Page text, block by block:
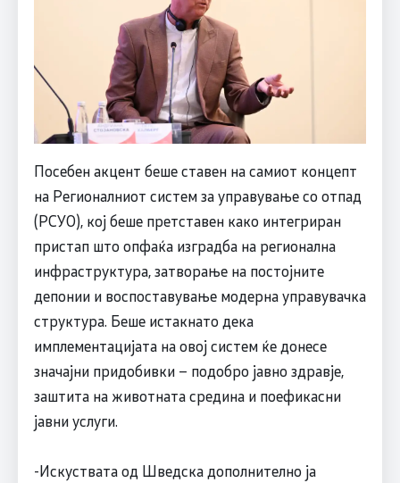
Посебен акцент беше ставен на самиот концепт
на Регионалниот систем за управување со отпад
(РСУО), кој беше претставен како интегриран
пристап што опфаќа изградба на регионална
инфраструктура, затворање на постојните
депонии и воспоставување модерна управувачка
структура. Беше истакнато дека
имплементацијата на овој систем ќе донесе
значајни придобивки – подобро јавно здравје,
заштита на животната средина и поефикасни
јавни услуги.
-Искуствата од Шведска дополнително ја